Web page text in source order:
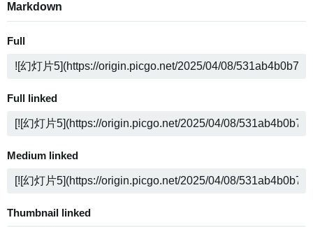
Markdown
Full
Full linked
Medium linked
Thumbnail linked